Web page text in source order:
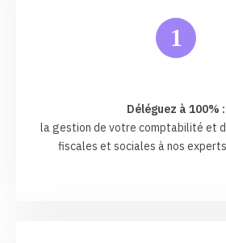
1
Déléguez à 100% :
la gestion de votre comptabilité et
fiscales et sociales à nos